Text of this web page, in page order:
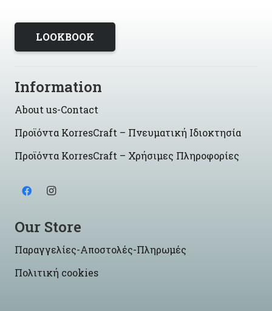
LOOKBOOK
Information
About us-Contact
Προϊόντα KorresCraft – Πνευματική Ιδιοκτησία
Προϊόντα KorresCraft – Χρήσιμες Πληροφορίες
Our Store
Παραγγελίες-Αποστολές-Πληρωμές
Πολιτική cookies